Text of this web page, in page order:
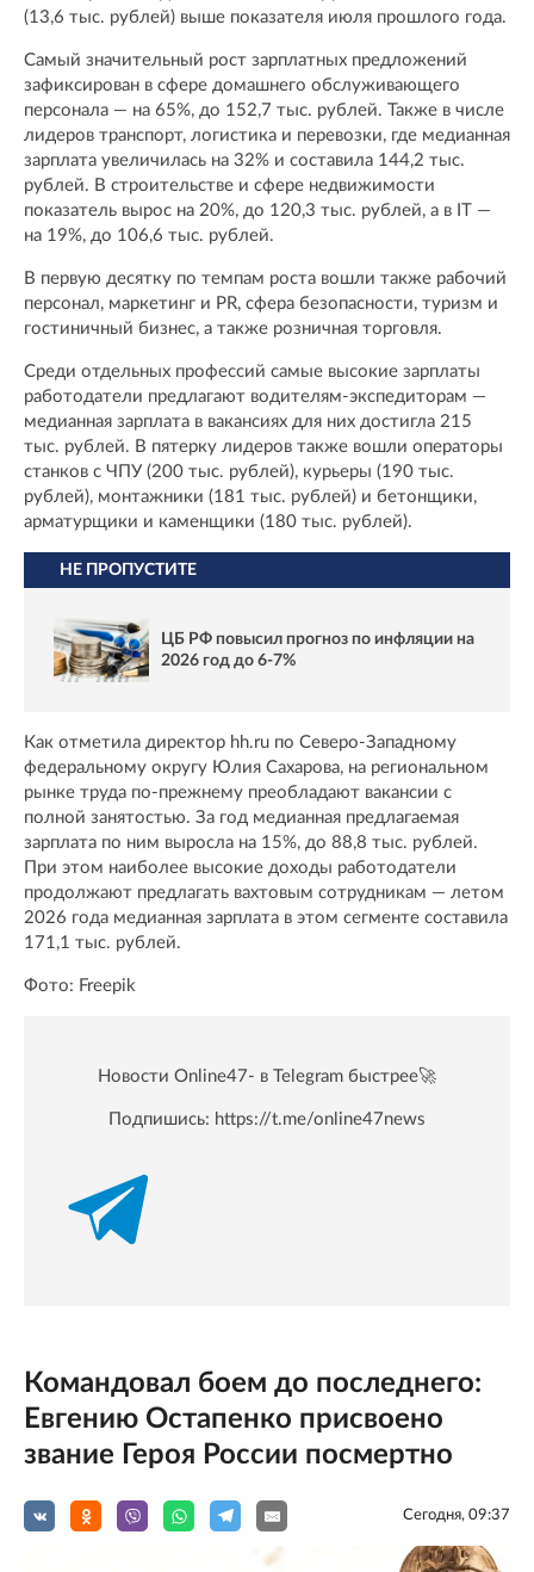
(13,6 тыс. рублей) выше показателя июля прошлого года.
Самый значительный рост зарплатных предложений
зафиксирован в сфере домашнего обслуживающего
персонала — на 65%, до 152,7 тыс. рублей. Также в числе
лидеров транспорт, логистика и перевозки, где медианная
зарплата увеличилась на 32% и составила 144,2 тыс.
рублей. В строительстве и сфере недвижимости
показатель вырос на 20%, до 120,3 тыс. рублей, а в IT —
на 19%, до 106,6 тыс. рублей.
В первую десятку по темпам роста вошли также рабочий
персонал, маркетинг и PR, сфера безопасности, туризм и
гостиничный бизнес, а также розничная торговля.
Среди отдельных профессий самые высокие зарплаты
работодатели предлагают водителям-экспедиторам —
медианная зарплата в вакансиях для них достигла 215
тыс. рублей. В пятерку лидеров также вошли операторы
станков с ЧПУ (200 тыс. рублей), курьеры (190 тыс.
рублей), монтажники (181 тыс. рублей) и бетонщики,
арматурщики и каменщики (180 тыс. рублей).
НЕ ПРОПУСТИТЕ
ЦБ РФ повысил прогноз по инфляции на
2026 год до 6-7%
Как отметила директор hh.ru по Северо-Западному
федеральному округу Юлия Сахарова, на региональном
рынке труда по-прежнему преобладают вакансии с
полной занятостью. За год медианная предлагаемая
зарплата по ним выросла на 15%, до 88,8 тыс. рублей.
При этом наиболее высокие доходы работодатели
продолжают предлагать вахтовым сотрудникам — летом
2026 года медианная зарплата в этом сегменте составила
171,1 тыс. рублей.
Фото: Freepik
Новости Online47- в Telegram быстрее🚀
Подпишись: https://t.me/online47news
Командовал боем до последнего:
Евгению Остапенко присвоено
звание Героя России посмертно
Сегодня, 09:37